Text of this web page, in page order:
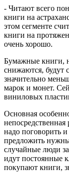
- Читают всего
книги на
этом сегменте
книги на
очень хорошо.
Бумажные книги,
снижаются, будут
значительно
марок и монет.
виниловых
Основная
надо поговорить
предложить
случайные люди
идут постоянные
покупают книги,